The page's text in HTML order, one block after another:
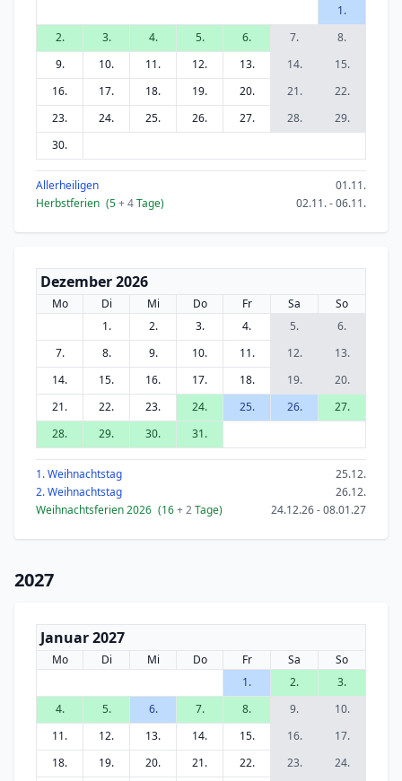
1.
2.
3. 4. 5. 6. 7.
8.
9.
10. 11. 12. 13. 14.
15.
16.
17. 18. 19. 20. 21.
22.
23.
24. 25. 26. 27. 28.
29.
30.
Allerheiligen
01.11.
Herbstferien (5+ 4Tage) 02.11. - 06.11.
Dezember 2026
Mo Di Mi Do Fr Sa
So
1.
2. 3. 4. 5.
6.
7.
8. 9. 10. 11. 12.
13.
14.
15. 16. 17. 18. 19.
20.
21.
22. 23. 24. 25. 26.
27.
28.
29. 30. 31.
1. Weihnachtstag
25.12.
2. Weihnachtstag
26.12.
Weihnachtsferien 2026 (16+ 2Tage) 24.12.26 - 08.01.27
2027
Januar 2027
Mo Di Mi Do Fr Sa
So
1.
2.
3.
4.
5. 6. 7. 8. 9.
10.
11.
12. 13. 14. 15. 16.
17.
18.
19. 20. 21. 22. 23.
24.